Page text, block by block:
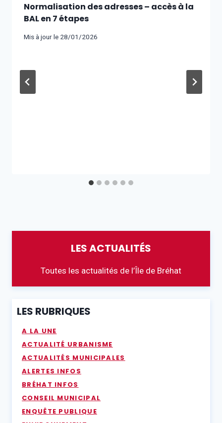
Normalisation des adresses – accès à la
BAL en 7 étapes
Mis à jour le 28/01/2026
LES ACTUALITÉS
Toutes les actualités de l’Île de Bréhat
LES RUBRIQUES
A LA UNE
ACTUALITÉ URBANISME
ACTUALITÉS MUNICIPALES
ALERTES INFOS
BRÉHAT INFOS
CONSEIL MUNICIPAL
ENQUÊTE PUBLIQUE